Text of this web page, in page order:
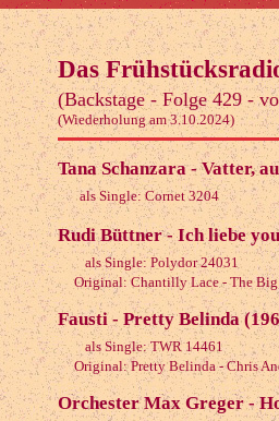
Das
(Backstage - Folge 429 -
(Wiederholung am 3.10.2024)
Tana Schanzara - Vatter,
als Single: Cornet 3204
Rudi Büttner - Ich liebe
als Single: Polydor 24031
Original: Chantilly Lace - The Big
Fausti - Pretty Belinda
als Single: TWR 14461
Original: Pretty Belinda - Chris
Orchester Max Greger -